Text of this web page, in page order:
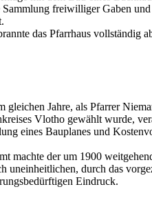
freiwilliger Gaben
das Pfarrhaus vollständig
gleichen Jahre, als Pfarrer
Vlotho gewählt wurde,
eines Bauplanes und
machte der um 1900
uneinheitlichen, durch das
Eindruck.